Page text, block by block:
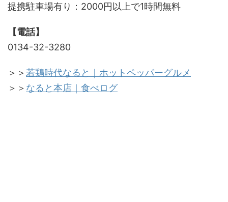
提携駐車場有り：2000円以上で1時間無料
【電話】
0134-32-3280
＞＞ 若鶏時代なると｜ホットペッパーグルメ
＞＞ なると本店｜食べログ